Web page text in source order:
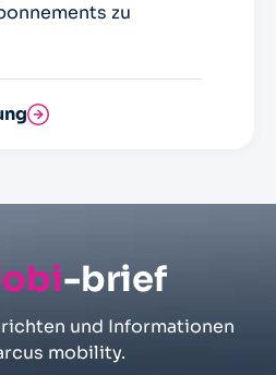
zu
-brief
und Informationen
mobility.